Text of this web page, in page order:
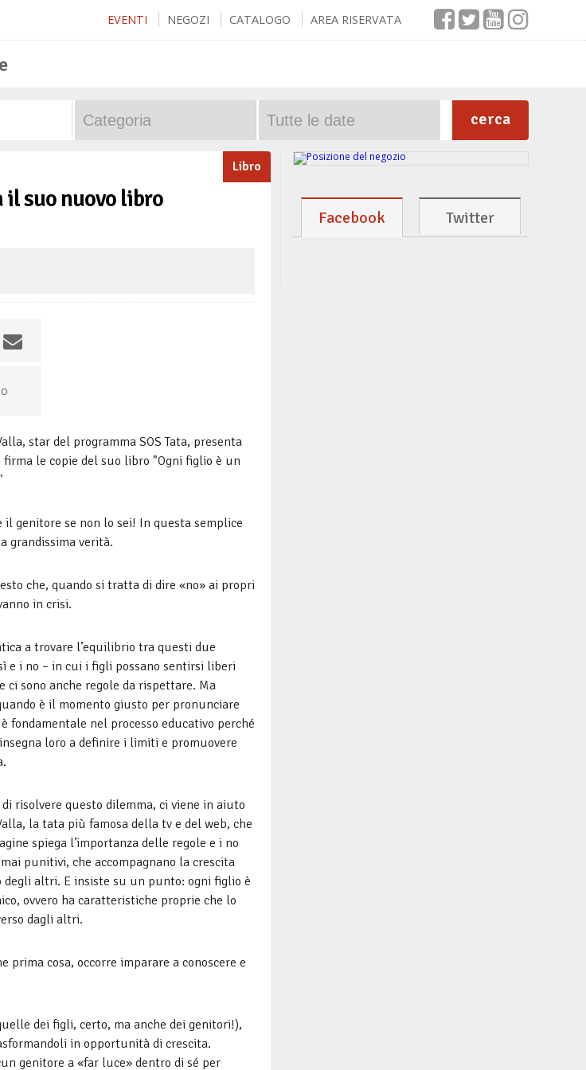
EVENTI NEGOZI CATALOGO AREA RISERVATA
cerca
Libro
il suo nuovo libro
star del programma SOS Tata, presenta
le copie del suo libro "Ogni figlio è un
il genitore se non lo sei! In questa semplice
grandissima verità.
che, quando si tratta di dire «no» ai propri
in crisi.
a trovare l’equilibrio tra questi due
e i no – in cui i figli possano sentirsi liberi
ci sono anche regole da rispettare. Ma
è il momento giusto per pronunciare
fondamentale nel processo educativo perché
loro a definire i limiti e promuovere
di risolvere questo dilemma, ci viene in aiuto
la tata più famosa della tv e del web, che
spiega l’importanza delle regole e i no
punitivi, che accompagnano la crescita
degli altri. E insiste su un punto: ogni figlio è
ovvero ha caratteristiche proprie che lo
dagli altri.
prima cosa, occorre imparare a conoscere e
dei figli, certo, ma anche dei genitori!),
in opportunità di crescita.
genitore a «far luce» dentro di sé per
Facebook Twitter